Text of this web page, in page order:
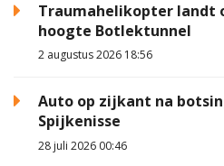
Traumahelikopter landt
hoogte Botlektunnel
2 augustus 2026 18:56
Auto op zijkant na
Spijkenisse
28 juli 2026 00:46